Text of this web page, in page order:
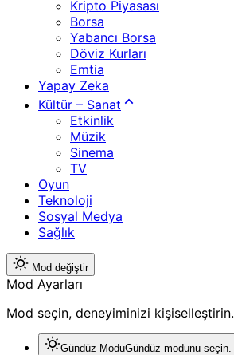
Kripto Piyasası
Borsa
Yabancı Borsa
Döviz Kurları
Emtia
Yapay Zeka
Kültür – Sanat
Etkinlik
Müzik
Sinema
TV
Oyun
Teknoloji
Sosyal Medya
Sağlık
Mod değiştir
Mod Ayarları
Mod seçin, deneyiminizi kişiselleştirin.
Gündüz ModuGündüz modunu seçin.